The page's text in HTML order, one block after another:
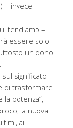
– invece
tendiamo –
essere solo
un dono
significato
di trasformare
la potenza”,
la nuova
ai